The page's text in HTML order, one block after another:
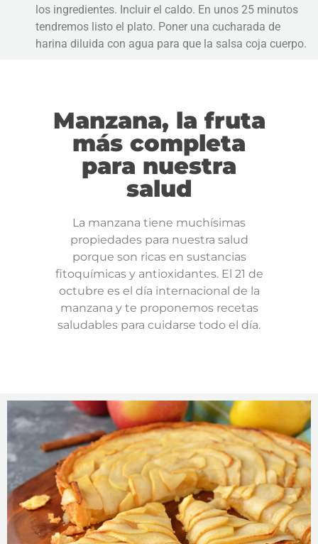
los ingredientes. Incluir el caldo. En unos 25 minutos
tendremos listo el plato. Poner una cucharada de
harina diluida con agua para que la salsa coja cuerpo.
Manzana, la fruta
más completa
para nuestra
salud
La manzana tiene muchísimas
propiedades para nuestra salud
porque son ricas en sustancias
fitoquímicas y antioxidantes. El 21 de
octubre es el día internacional de la
manzana y te proponemos recetas
saludables para cuidarse todo el día.